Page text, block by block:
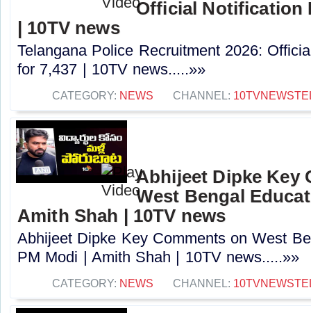
Official Notification
| 10TV news
Telangana Police Recruitment 2026:
for 7,437 | 10TV news.....»»
CATEGORY: NEWS CHANNEL:
Abhijeet Dipke Key
West Bengal
Amith Shah | 10TV news
Abhijeet Dipke Key Comments on West
PM Modi | Amith Shah | 10TV news.....»»
CATEGORY: NEWS CHANNEL: